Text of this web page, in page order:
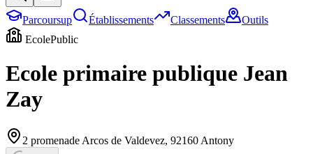
Parcoursup Établissements Classements
Outils
EcolePublic
Ecole primaire publique Jean
Zay
2 promenade Arcos de Valdevez, 92160 Antony